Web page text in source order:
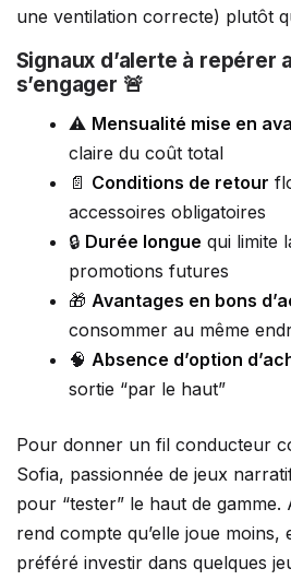
une ventilation correcte) plutôt
Signaux d’alerte à repérer
s’engager 🚨
⚠️ Mensualité mise en
claire du coût total
📄 Conditions de retour
accessoires obligatoires
🔒 Durée longue qui limite
promotions futures
🎁 Avantages en bons
consommer au même
🧠 Absence d’option
sortie “par le haut”
Pour donner un fil conducteur
Sofia, passionnée de jeux
pour “tester” le haut de gamme.
rend compte qu’elle joue moins,
préféré investir dans quelques